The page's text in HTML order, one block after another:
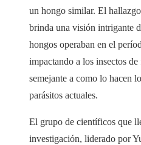
un hongo similar. El
brinda una visión intrigante
hongos operaban en el
impactando a los insectos de
semejante a como lo hacen
parásitos actuales.
El grupo de científicos que
investigación, liderado por